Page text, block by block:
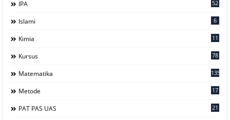
IPA 52
Islami 6
Kimia 11
Kursus 78
Matematika 135
Metode 17
PAT PAS UAS 21